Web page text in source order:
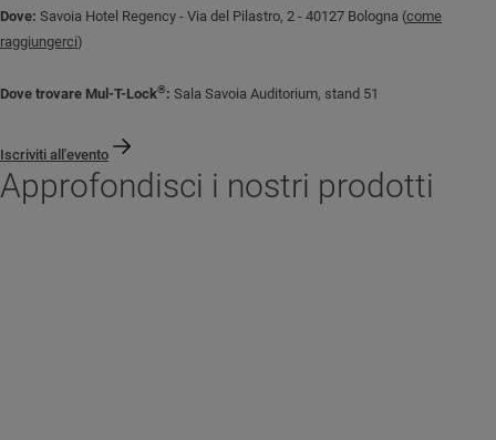
Dove: Savoia Hotel Regency - Via del Pilastro, 2 - 40127 Bologna (come
raggiungerci)
Dove trovare Mul-T-Lock®: Sala Savoia Auditorium, stand 51
Iscriviti all'evento
Approfondisci i nostri prodotti